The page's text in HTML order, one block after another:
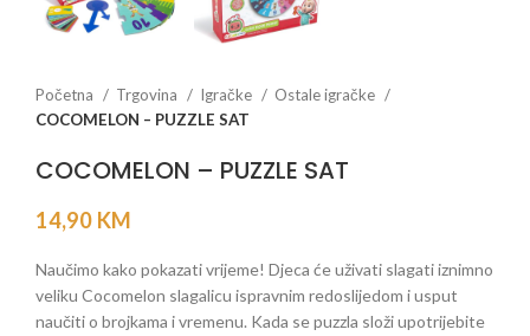
Početna Trgovina Igračke
Ostale igračke
COCOMELON – PUZZLE SAT
COCOMELON – PUZZLE SAT
14,90 KM
Naučimo kako pokazati vrijeme! Djeca će uživati slagati iznimno
veliku Cocomelon slagalicu ispravnim redoslijedom i usput
naučiti o brojkama i vremenu. Kada se puzzla složi upotrijebite